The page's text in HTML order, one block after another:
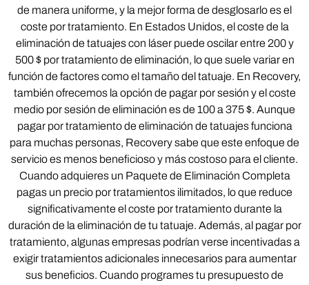
de manera uniforme, y la mejor forma de desglosarlo es el
coste por tratamiento. En Estados Unidos, el coste de la
eliminación de tatuajes con láser puede oscilar entre 200 y
500 $ por tratamiento de eliminación, lo que suele variar en
función de factores como el tamaño del tatuaje. En Recovery,
también ofrecemos la opción de pagar por sesión y el coste
medio por sesión de eliminación es de 100 a 375 $. Aunque
pagar por tratamiento de eliminación de tatuajes funciona
para muchas personas, Recovery sabe que este enfoque de
servicio es menos beneficioso y más costoso para el cliente.
Cuando adquieres un Paquete de Eliminación Completa
pagas un precio por tratamientos ilimitados, lo que reduce
significativamente el coste por tratamiento durante la
duración de la eliminación de tu tatuaje. Además, al pagar por
tratamiento, algunas empresas podrían verse incentivadas a
exigir tratamientos adicionales innecesarios para aumentar
sus beneficios. Cuando programes tu presupuesto de